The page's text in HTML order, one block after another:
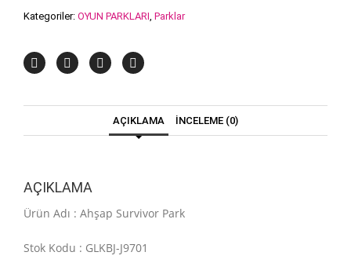
Kategoriler: OYUN PARKLARI Parklar
AÇIKLAMA İNCELEME (0)
AÇIKLAMA
Ürün Adı : Ahşap Survivor Park
Stok Kodu : GLKBJ-J9701